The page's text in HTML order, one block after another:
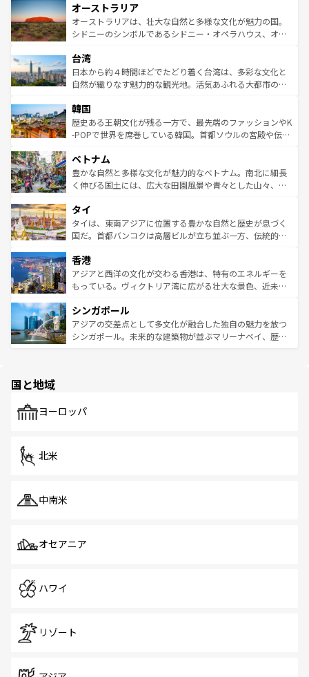
部のニューオーリンズでは、音楽と美食が融合した独特の
文化が魅力。旅行者はアメリカの各地域で異なる魅力を楽
しみながら、その多様性と豊かな歴史を感じることができ
ならではの贅沢な旅のスタイルだ。 なお、新着のアメリカ
情報はコンテンツ一覧を参照してほしい。
ワイ島は見逃せない。また、定番の観光地といえばオアフ
島だが、静かな自然を求めるならマウイ島やカウアイ島が
おすすめ。エメラルドグリーンに輝く海をはじめ、豊かな
れるおもてなしの心で訪れる人々を迎えてくれるハワイの
人々、おいしいローカルフードやハワイアンミュージッ
ク、伝統的なフラダンスなど、すべてがハワイの魅力を彩
ワイを、存分に味わってほしい。 なお、新着のハワイ情報
はコンテンツ一覧を参照してほしい。
オーストラリア
オーストラリアは、壮大な自然と多様な文化が魅力の国。
シドニーのシンボルであるシドニー・オペラハウス、オー
リアリーフや大陸中央部にそびえるウルル（エアーズロッ
ク）、タスマニアの美しい原生林やケアンズの熱帯雨林な
ど、見どころがたくさん。また、カフェやワイン、オージ
いる。アクティビティも充実しており、サーフィンやダイ
ビング、ハイキングなど、アウトドア好きにはたまらな
い。オーストラリアの多彩な魅力を存分に味わいつくそ
参照してほしい。
台湾
日本から約４時間ほどでたどり着く台湾は、多彩な文化と
自然が織りなす魅力的な観光地。活気あふれる大都市の台
ン）、静ひつな山岳地帯である台湾東部など、都市の喧騒
と山間の静けさが共存しており、訪れる人に新しい発見と
驚きをもたらしてくれる。また、奥深い台湾の食文化も魅
容にもいいと評判のスイーツなど、バラエティ豊かな料理
が味わえる。 なお、新着の台湾情報は コンテンツ一覧を参
照してほしい。
韓国
歴史ある王朝文化が残る一方で、最先端のファッションやK
-POPで世界を席巻している韓国。首都ソウルの宮殿や伝統
き、地方に足を延ばせば四季折々の自然美を楽しむことが
できる。そして、キムチや焼肉、絶品のストリートフード
まで、さまざまな韓国料理が待っている。夜には、韓国な
リティに包まれながら、韓国の多彩な魅力を心ゆくまで味
わってみてほしい。 なお、新着の韓国情報はコンテンツ一
覧を参照してほしい。
ベトナム
豊かな自然と多様な文化が魅力的なベトナム。南北に細長
く伸びる国土には、広大な田園風景や青々とした山々、世
急速な発展と共に伝統が息づく。ハノイの古い町並みやホ
ーチミン市のフランス統治時代の建物も、独特の雰囲気を
醸し出している。また、バラエティの豊かさとおいしさで
とつ。フォーやバインミー、ベトナムコーヒーなどは、ぜ
ひ現地で味わいたい。どの地域を訪れてもあたたかい人々
が旅行者を迎えてくれるので、きっと忘れられない旅にな
参照してほしい。
タイ
タイは、東南アジアに位置する豊かな自然と歴史が息づく
国だ。首都バンコクは高層ビルが立ち並ぶ一方、伝統的な
の活気が交差している。北部ではチェンマイなどの山岳地
帯で自然と触れ合い、南部ではプーケットやクラビの美し
いビーチでリゾート気分を楽しむことができる。タイ料理
激する。気候は一年中温暖で、どの季節にも異なる楽しみ
が待っている。親しみやすいタイの人々、仏教を中心とし
た文化、そして多様な観光資源が、訪れる旅人を魅了し続
香港
アジアと西洋の文化が交わる香港は、特有のエネルギーを
もっている。ヴィクトリア湾に広がる壮大な景色、近未来
み、どこを訪れても感動するはず。観光スポットが密集し
ており、効率よく見どころを回れるのも魅力。息をのむよ
うな絶景から文化的な体験まで、香港を存分に楽しみ尽く
シンガポール
アジアの交差点として多文化が融合した独自の魅力を放つ
シンガポール。未来的な建築物が並ぶマリーナベイ、歴史
で、ホーカーズは地元の風情を楽しめる外せないスポット
国と地域
ヨーロッパ
北米
中南米
オセアニア
ハワイ
リゾート